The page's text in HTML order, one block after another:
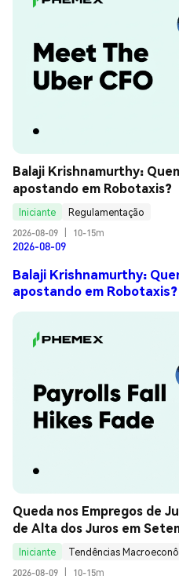
Balaji Krishnamurthy:
apostando em Robotaxis?
Iniciante
Regulamentação
2026-08-09
10-15m
2026-08-09
Balaji Krishnamurthy:
apostando em Robotaxis?
Queda nos Empregos de
de Alta dos Juros em
Iniciante
Tendências
2026-08-09
10-15m